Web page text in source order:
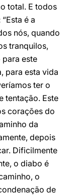
total. E todos
é a
nós, quando
tranquilos,
este
para esta vida
ter o
tentação. Este
corações do
da
depois
Dificilmente
o diabo é
o
de